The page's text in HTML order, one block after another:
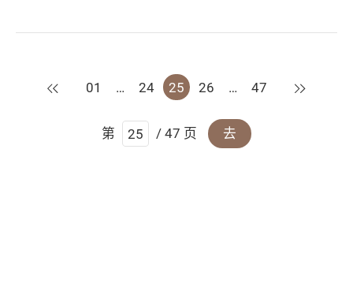
上一页
01 … 24 25 26 … 47 下一页
第 / 47 页 去